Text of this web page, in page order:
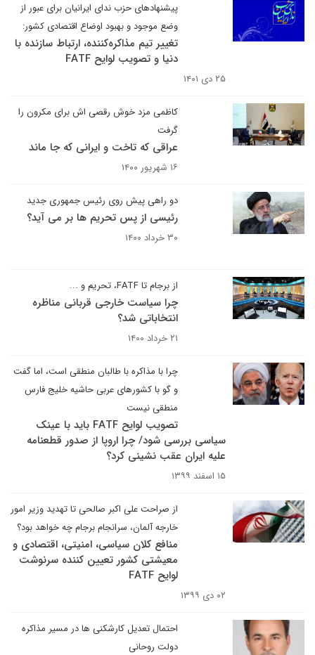
پیشنهاد‌های حزب ندای ایرانیان برای عبور از
وضع موجود و بهبود اوضاع اقتصادی کشور:
​​​​​​​تغییر تیم مذاکره‌کننده، ارتباط سازنده با
دنیا و تصویب لوایح FATF
۲۵ دی ۱۴۰۱
کاظمی مزد خوش رقصی اش برای مکرون را
گرفت
عراقی که تاخت و ایرانی که جا ماند
۱۶ شهریور ۱۴۰۰
دو راهی پیش روی رئیس جمهوری جدید
رئیسی از پس تحریم ها بر می آید؟
۳۰ خرداد ۱۴۰۰
از برجام تا FATF، تحریم و ...
چرا سیاست خارجی قربانی مناظره
انتخاباتی شد؟
۲۱ خرداد ۱۴۰۰
چرا با مذاکره با طالبان منطقی است، اما گفت
و گو با کشورهای عربی حاشیه خلیج فارس
منطقی نیست
تصویب لوایح FATF باید با عینک
سیاسی بررسی شود/ چرا اروپا از صدور قطعنامه
علیه ایران عقب نشینی کرد؟
۱۵ اسفند ۱۳۹۹
از صراحت علی اکبر صالحی تا تهدید وزیر امور
خارجه آلمان، سرانجام برجام چه خواهد بود؟
منافع کلان سیاسی، امنیتی، اقتصادی و
معیشتی کشور تعیین کننده سرنوشت
لوایح FATF
۰۲ دی ۱۳۹۹
احتمال تعدیل کارشکنی ها در مسیر مذاکره
دولت روحانی